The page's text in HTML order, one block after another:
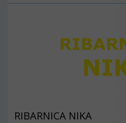
RIBARNICA NIKA